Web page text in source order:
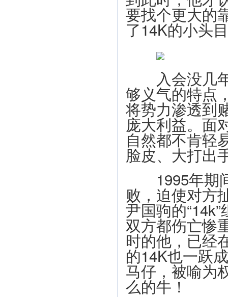
要找个更大的
了14K的小头
入会没几年
够义气的特点
将势力渗透到
庞大利益。面
自然都不肯轻
脸皮、大打出
1995年期间
败，迫使对方
尹国驹的
双方都伤亡惨
时的他，已经
的14K也一跃
马仔，被喻为
么的牛！